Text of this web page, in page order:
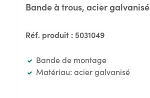
Bande à trous, acier galvanisé
Réf. produit : 5031049
Bande de montage
Matériau: acier galvanisé